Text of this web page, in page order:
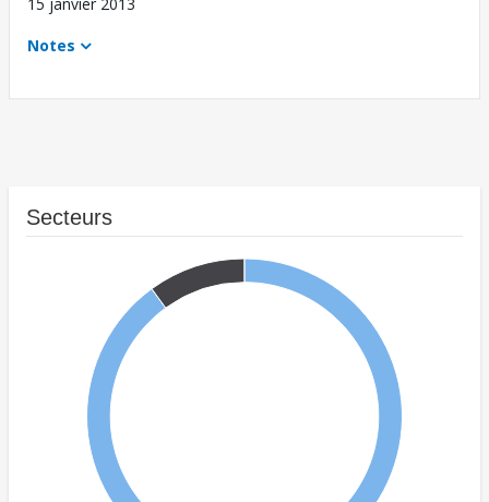
15 janvier 2013
Notes
Secteurs